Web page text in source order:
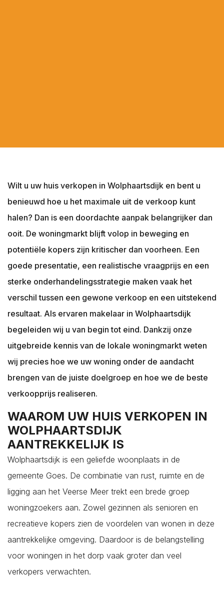
Wilt u uw huis verkopen in Wolphaartsdijk en bent u
benieuwd hoe u het maximale uit de verkoop kunt
halen? Dan is een doordachte aanpak belangrijker dan
ooit. De woningmarkt blijft volop in beweging en
potentiële kopers zijn kritischer dan voorheen. Een
goede presentatie, een realistische vraagprijs en een
sterke onderhandelingsstrategie maken vaak het
verschil tussen een gewone verkoop en een uitstekend
resultaat. Als ervaren makelaar in Wolphaartsdijk
begeleiden wij u van begin tot eind. Dankzij onze
uitgebreide kennis van de lokale woningmarkt weten
wij precies hoe we uw woning onder de aandacht
brengen van de juiste doelgroep en hoe we de beste
verkoopprijs realiseren.
WAAROM UW HUIS VERKOPEN IN
WOLPHAARTSDIJK
AANTREKKELIJK IS
Wolphaartsdijk is een geliefde woonplaats in de
gemeente Goes. De combinatie van rust, ruimte en de
ligging aan het Veerse Meer trekt een brede groep
woningzoekers aan. Zowel gezinnen als senioren en
recreatieve kopers zien de voordelen van wonen in deze
aantrekkelijke omgeving. Daardoor is de belangstelling
voor woningen in het dorp vaak groter dan veel
verkopers verwachten.
's-Heer Arendskerke
's-Heer Hendrikskinderen
's-Heerenhoek
Heinkenszand
Hoedekenskerke
Kamperland
Kapelle
Kats
Kattendijke
Kerkwerve
Kloetinge
Kloetinge
Kortgene
Koudekerke
Kruiningen
Kwadendamme
Lewedorp
Meliskerke
Middelburg
Nieuw- en Sint Joosland
Nieuwdorp
Nieuwerkerk
Nisse
Noordgouwe